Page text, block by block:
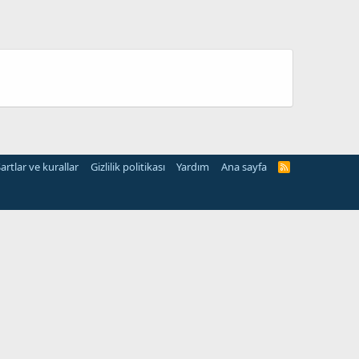
ve kurallar Gizlilik politikası Yardım Ana sayfa
R